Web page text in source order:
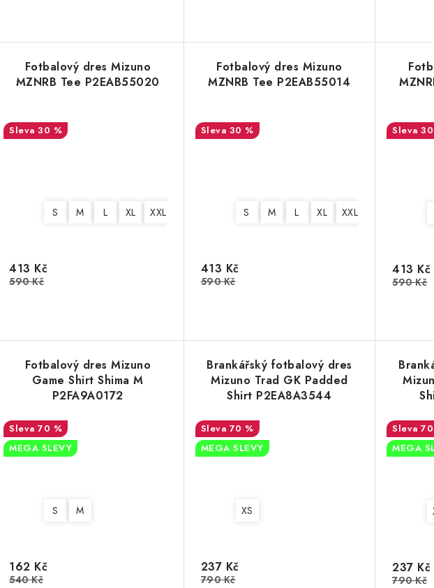
Fotbalový dres Mizuno
MZNRB Tee P2EAB55020
30 %
S M L XL XXL
413 Kč
590 Kč
Fotbalový dres Mizuno
MZNRB Tee P2EAB55014
30 %
S M L XL XXL
413 Kč
590 Kč
413 Kč
590 Kč
Fotbalový dres Mizuno
Game Shirt Shima M
P2FA9A0172
70 %
MEGA SLEVY
S M
162 Kč
540 Kč
Brankářský fotbalový dres
Mizuno Trad GK Padded
Shirt P2EA8A3544
70 %
MEGA SLEVY
XS
237 Kč
790 Kč
MEGA
237 Kč
790 Kč